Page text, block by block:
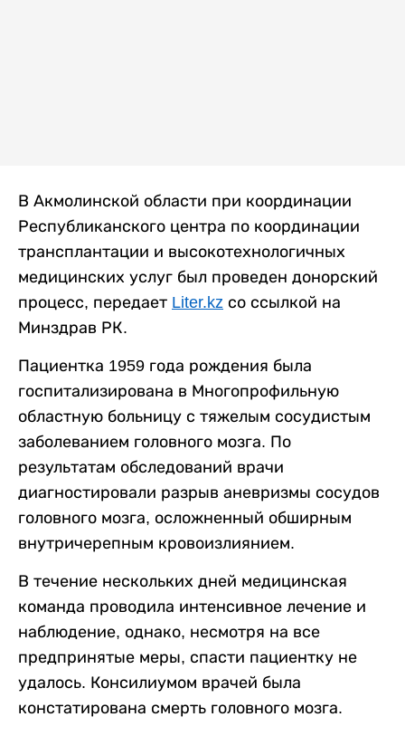
В Акмолинской области при координации
Республиканского центра по координации
трансплантации и высокотехнологичных
медицинских услуг был проведен донорский
процесс, передает Liter.kz со ссылкой на
Минздрав РК.
Пациентка 1959 года рождения была
госпитализирована в Многопрофильную
областную больницу с тяжелым сосудистым
заболеванием головного мозга. По
результатам обследований врачи
диагностировали разрыв аневризмы сосудов
головного мозга, осложненный обширным
внутричерепным кровоизлиянием.
В течение нескольких дней медицинская
команда проводила интенсивное лечение и
наблюдение, однако, несмотря на все
предпринятые меры, спасти пациентку не
удалось. Консилиумом врачей была
констатирована смерть головного мозга.